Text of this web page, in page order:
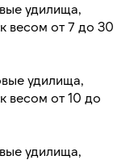
удилища,
весом от 7 до 30
удилища,
весом от 10 до
удилища,